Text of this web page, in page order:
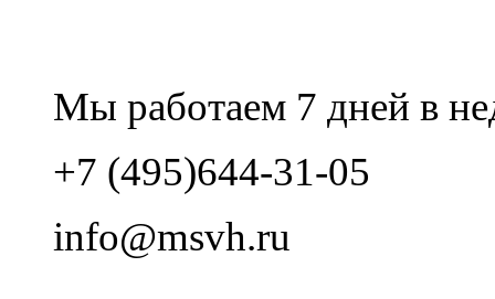
Мы работаем 7 дней в
+7 (495)644-31-05
info@msvh.ru